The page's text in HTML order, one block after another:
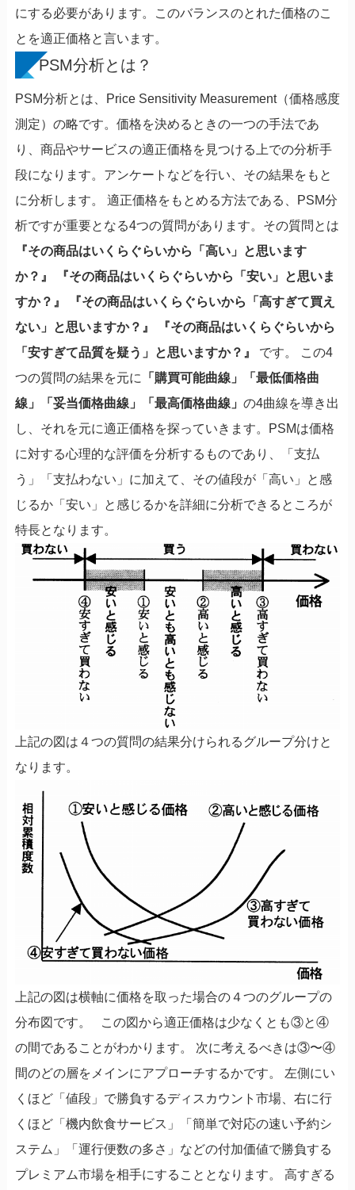
にする必要があります。このバランスのとれた価格のこ
とを適正価格と言います。
PSM分析とは？
PSM分析とは、Price Sensitivity Measurement（価格感度
測定）の略です。価格を決めるときの一つの手法であ
り、商品やサービスの適正価格を見つける上での分析手
段になります。アンケートなどを行い、その結果をもと
に分析します。 適正価格をもとめる方法である、PSM分
析ですが重要となる4つの質問があります。その質問とは
『その商品はいくらぐらいから「高い」と思います
か？』
『その商品はいくらぐらいから「安い」と思いま
すか？』
『その商品はいくらぐらいから「高すぎて買え
ない」と思いますか？』
『その商品はいくらぐらいから
「安すぎて品質を疑う」と思いますか？』
です。 この4
つの質問の結果を元に
「購買可能曲線」「最低価格曲
線」「妥当価格曲線」「最高価格曲線」 の4曲線を導き出
し、それを元に適正価格を探っていきます。PSMは価格
に対する心理的な評価を分析するものであり、「支払
う」「支払わない」に加えて、その値段が「高い」と感
じるか「安い」と感じるかを詳細に分析できるところが
特長となります。
上記の図は４つの質問の結果分けられるグループ分けと
なります。
上記の図は横軸に価格を取った場合の４つのグループの
分布図です。 この図から適正価格は少なくとも③と④
の間であることがわかります。 次に考えるべきは③〜④
間のどの層をメインにアプローチするかです。 左側にい
くほど「値段」で勝負するディスカウント市場、右に行
くほど「機内飲食サービス」「簡単で対応の速い予約シ
ステム」「運行便数の多さ」などの付加価値で勝負する
プレミアム市場を相手にすることとなります。 高すぎる